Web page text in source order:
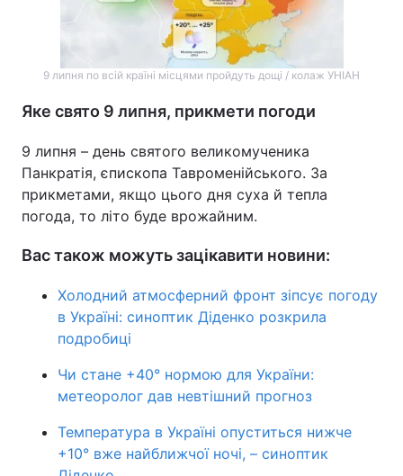
9 липня по всій країні місцями пройдуть дощі / колаж УНІАН
Яке свято 9 липня, прикмети погоди
9 липня – день святого великомученика
Панкратія, єпископа Тавроменійського. За
прикметами, якщо цього дня суха й тепла
погода, то літо буде врожайним.
Вас також можуть зацікавити новини:
Холодний атмосферний фронт зіпсує погоду
в Україні: синоптик Діденко розкрила
подробиці
Чи стане +40° нормою для України:
метеоролог дав невтішний прогноз
Температура в Україні опуститься нижче
+10° вже найближчої ночі, – синоптик